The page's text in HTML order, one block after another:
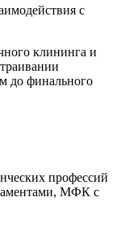
с
клининга и
до финального
профессий
МФК с